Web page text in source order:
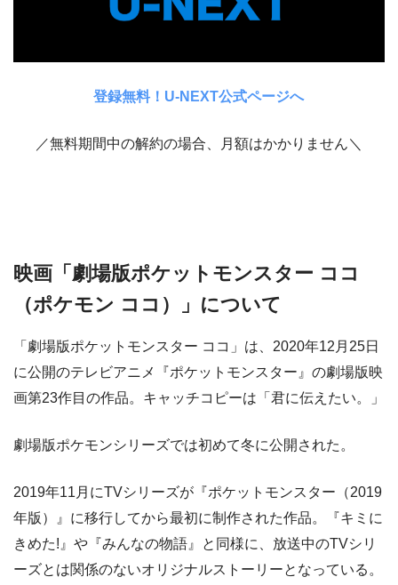
登録無料！U-NEXT公式ページへ
／無料期間中の解約の場合、月額はかかりません＼
映画「劇場版ポケットモンスター ココ
（ポケモン ココ）」について
「劇場版ポケットモンスター ココ」は、2020年12月25日
に公開のテレビアニメ『ポケットモンスター』の劇場版映
画第23作目の作品。キャッチコピーは「君に伝えたい。」
劇場版ポケモンシリーズでは初めて冬に公開された。
2019年11月にTVシリーズが『ポケットモンスター（2019
年版）』に移行してから最初に制作された作品。『キミに
きめた!』や『みんなの物語』と同様に、放送中のTVシリ
ーズとは関係のないオリジナルストーリーとなっている。